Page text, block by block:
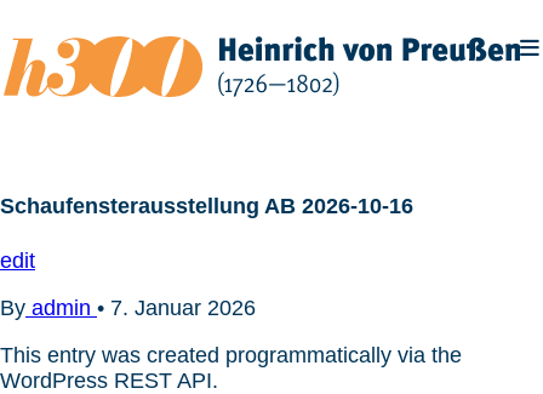
Inhalt
springen
Schaufensterausstellung AB 2026-10-16
edit
By admin • 7. Januar 2026
This entry was created programmatically via the
WordPress REST API.